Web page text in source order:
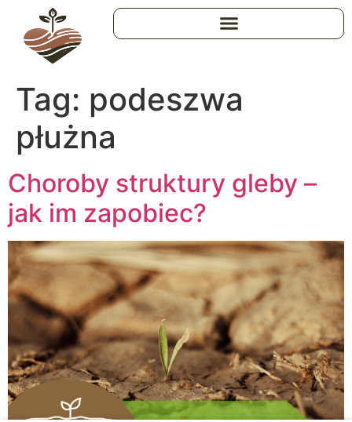
Tag: podeszwa
płużna
Choroby struktury gleby –
jak im zapobiec?